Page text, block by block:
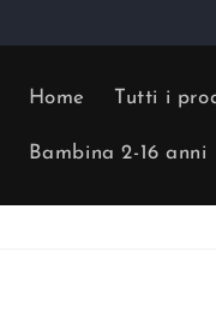
Home Tutti i
Bambina 2-16 anni